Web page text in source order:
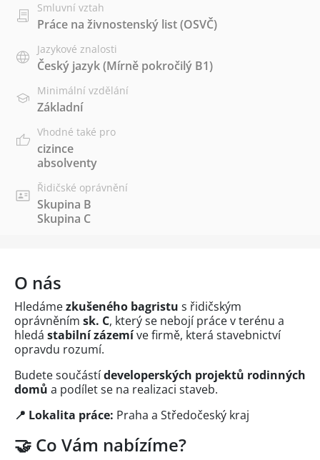
Smluvní vztah
Práce na živnostenský list (OSVČ)
Jazykové znalosti
Český jazyk(Mírně pokročilý B1)
Minimální vzdělání
Základní
Vhodné také pro
cizince
absolventy
Řidičské oprávnění
Skupina B
Skupina C
O nás
Hledámezkušeného bagristu s řidičským
oprávněním sk. C, který se nebojí práce v terénu a
hledá stabilní zázemíve firmě, která stavebnictví
opravdu rozumí.
Budete součástídeveloperských projektů rodinných
domů a podílet se na realizaci staveb.
📍 Lokalita práce: Praha a Středočeský kraj
🤝 Co Vám nabízíme?